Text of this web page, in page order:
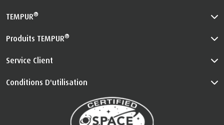
TEMPUR®
Produits TEMPUR®
Service Client
Conditions D'utilisation